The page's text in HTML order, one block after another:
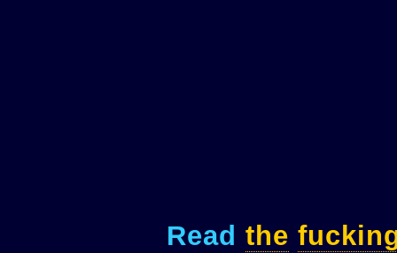
Read the